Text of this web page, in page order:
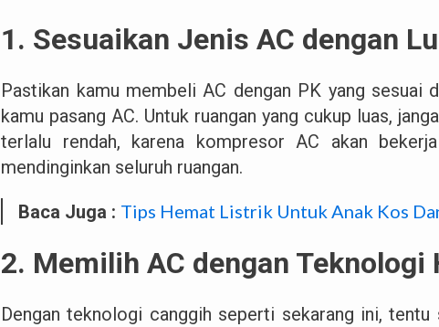
1. Sesuaikan Jenis AC dengan
Pastikan kamu membeli AC dengan PK yang sesuai
kamu pasang AC. Untuk ruangan yang cukup luas,
terlalu rendah, karena kompresor AC akan
mendinginkan seluruh ruangan.
Baca Juga : Tips Hemat Listrik Untuk Anak Kos
2. Memilih AC dengan Teknologi
Dengan teknologi canggih seperti sekarang ini, tentu